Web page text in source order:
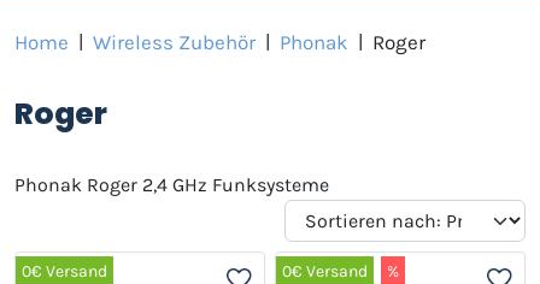
Home | Wireless Zubehör | Phonak | Roger
Roger
Phonak Roger 2,4 GHz Funksysteme
0€ Versand 0€ Versand %